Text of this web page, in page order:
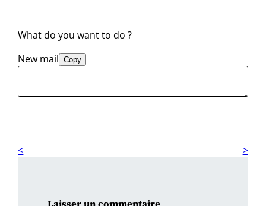
What do you want to do ?
New mail Copy